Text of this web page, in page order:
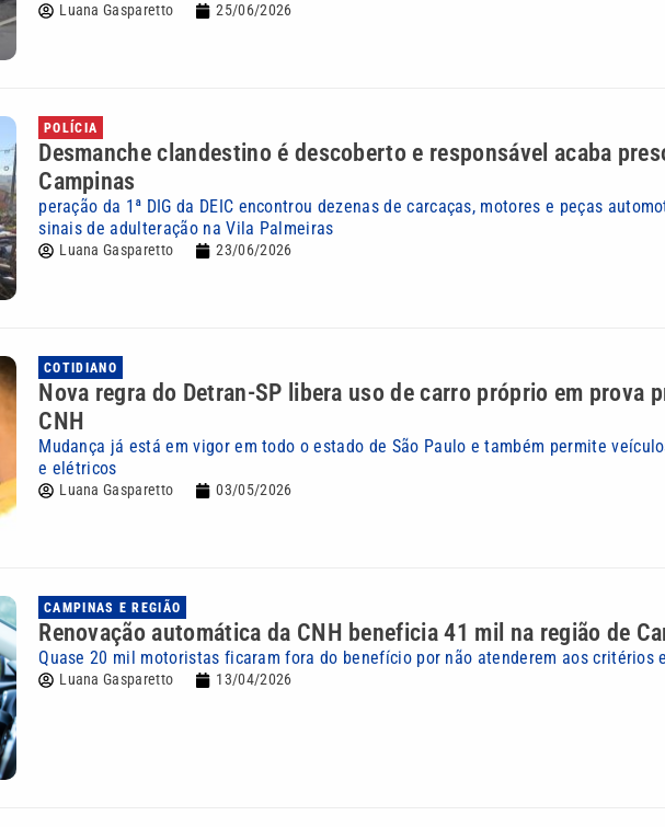
Luana Gasparetto 25/06/2026
POLÍCIA
Desmanche clandestino é descoberto e responsável acaba
Campinas
peração da 1ª DIG da DEIC encontrou dezenas de carcaças, motores e peças
sinais de adulteração na Vila Palmeiras
Luana Gasparetto 23/06/2026
COTIDIANO
Nova regra do Detran-SP libera uso de carro próprio em prova
CNH
Mudança já está em vigor em todo o estado de São Paulo e também permite
e elétricos
Luana Gasparetto 03/05/2026
CAMPINAS E REGIÃO
Renovação automática da CNH beneficia 41 mil na região de
Quase 20 mil motoristas ficaram fora do benefício por não atenderem aos critérios
Luana Gasparetto 13/04/2026